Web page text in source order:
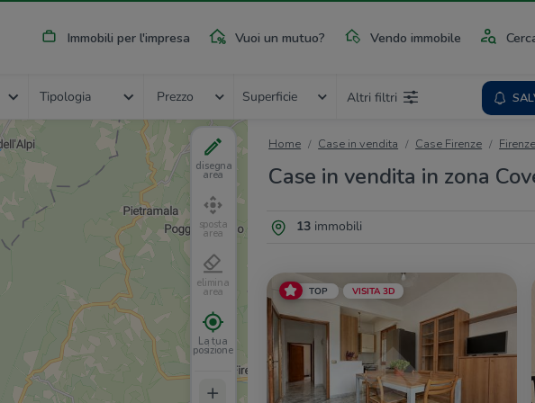
Immobili per l'impresa Vuoi un mutuo? Vendo immobile
Tipologia Prezzo Superficie Altri filtri
Home Case in vendita Case Firenze Firenze
Case in vendita in zona
13immobili
TOP VISITA 3D
disegna
area
sposta
area
elimina
area
La tua
posizione
+